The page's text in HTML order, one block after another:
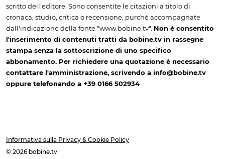
scritto dell'editore. Sono consentite le citazioni a titolo di
cronaca, studio, critica o recensione, purché accompagnate
dall'indicazione della fonte "www.bobine.tv". Non è consentito
l'inserimento di contenuti tratti da bobine.tv in rassegne
stampa senza la sottoscrizione di uno specifico
abbonamento. Per richiedere una quotazione è necessario
contattare l'amministrazione, scrivendo a info@bobine.tv
oppure telefonando a +39 0166 502934
Informativa sulla Privacy & Cookie Policy
© 2026 bobine.tv